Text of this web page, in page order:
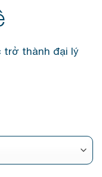
trở thành đại lý